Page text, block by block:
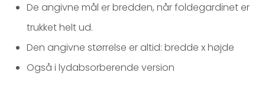
De angivne mål er bredden, når foldegardinet er
trukket helt ud.
Den angivne størrelse er altid: bredde x højde
Også i lydabsorberende version